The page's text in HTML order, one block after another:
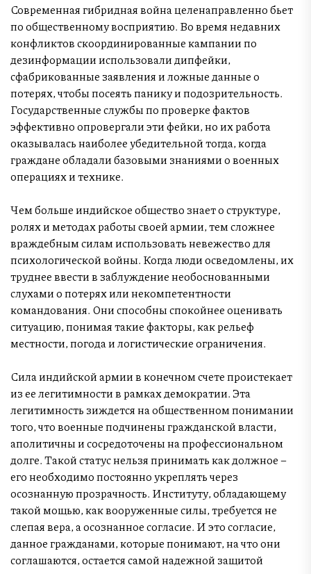
Современная гибридная война целенаправленно бьет
по общественному восприятию. Во время недавних
конфликтов скоординированные кампании по
дезинформации использовали дипфейки,
сфабрикованные заявления и ложные данные о
потерях, чтобы посеять панику и подозрительность.
Государственные службы по проверке фактов
эффективно опровергали эти фейки, но их работа
оказывалась наиболее убедительной тогда, когда
граждане обладали базовыми знаниями о военных
операциях и технике.
Чем больше индийское общество знает о структуре,
ролях и методах работы своей армии, тем сложнее
враждебным силам использовать невежество для
психологической войны. Когда люди осведомлены, их
труднее ввести в заблуждение необоснованными
слухами о потерях или некомпетентности
командования. Они способны спокойнее оценивать
ситуацию, понимая такие факторы, как рельеф
местности, погода и логистические ограничения.
Сила индийской армии в конечном счете проистекает
из ее легитимности в рамках демократии. Эта
легитимность зиждется на общественном понимании
того, что военные подчинены гражданской власти,
аполитичны и сосредоточены на профессиональном
долге. Такой статус нельзя принимать как должное –
его необходимо постоянно укреплять через
осознанную прозрачность. Институту, обладающему
такой мощью, как вооруженные силы, требуется не
слепая вера, а осознанное согласие. И это согласие,
данное гражданами, которые понимают, на что они
соглашаются, остается самой надежной защитой